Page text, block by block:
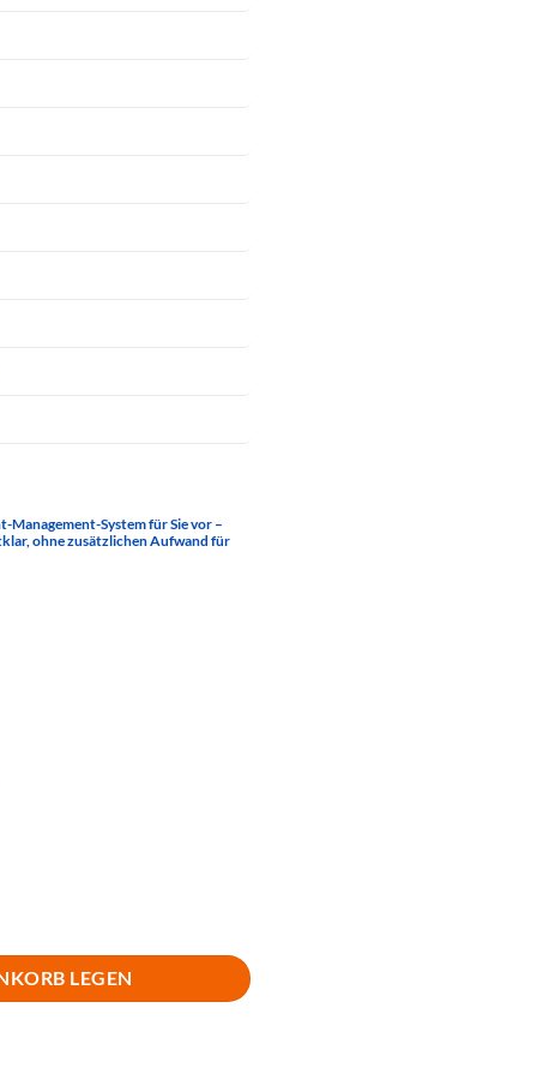
System für Sie vor –
ohne zusätzlichen Aufwand für
LEGEN